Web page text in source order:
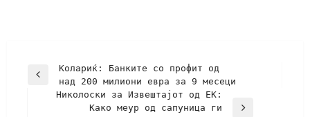
Колариќ: Банките со профит од
над 200 милиони евра за 9 месеци
Николоски за Извештајот од ЕК:
Како меур од сапуница ги